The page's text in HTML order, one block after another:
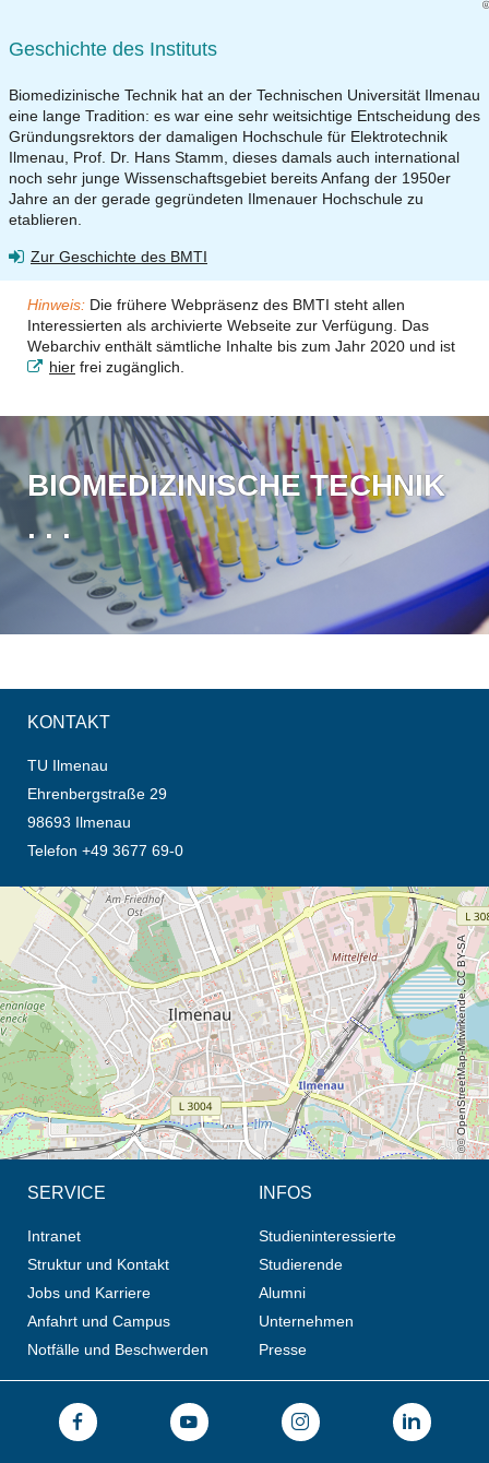
Geschichte des Instituts
Biomedizinische Technik hat an der Technischen Universität Ilmenau
eine lange Tradition: es war eine sehr weitsichtige Entscheidung des
Gründungsrektors der damaligen Hochschule für Elektrotechnik
Ilmenau, Prof. Dr. Hans Stamm, dieses damals auch international
noch sehr junge Wissenschaftsgebiet bereits Anfang der 1950er
Jahre an der gerade gegründeten Ilmenauer Hochschule zu
etablieren.
Zur Geschichte des BMTI
Hinweis: Die frühere Webpräsenz des BMTI steht allen
Interessierten als archivierte Webseite zur Verfügung. Das
Webarchiv enthält sämtliche Inhalte bis zum Jahr 2020 und ist
hier frei zugänglich.
BIOMEDIZINISCHE TECHNIK
. . .
KONTAKT
TU Ilmenau
Ehrenbergstraße 29
98693 Ilmenau
Telefon +49 3677 69-0
Öffnet die Anfahrtsbeschreibung in neuem Tab (Karte)
© OpenStreetMap-Mitwirkende, CC BY-SA
SERVICE
Intranet
Struktur und Kontakt
Jobs und Karriere
Anfahrt und Campus
Notfälle und Beschwerden
INFOS
Studieninteressierte
Studierende
Alumni
Unternehmen
Presse